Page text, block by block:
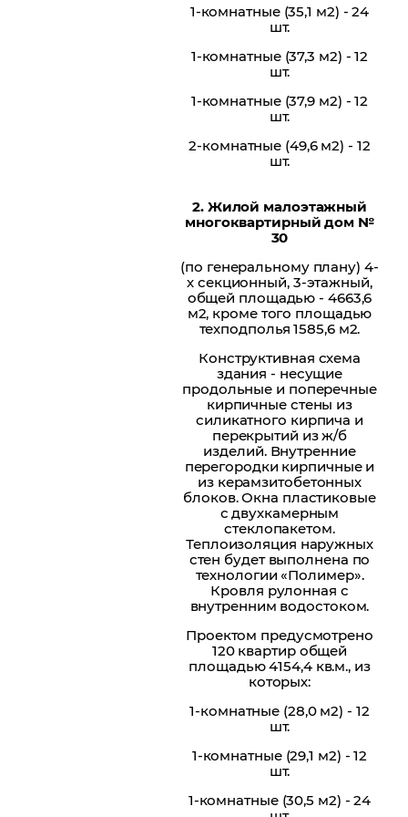
1-комнатные (35,1 м2) - 24
шт.
1-комнатные (37,3 м2) - 12
шт.
1-комнатные (37,9 м2) - 12
шт.
2-комнатные (49,6 м2) - 12
шт.
2. Жилой малоэтажный
многоквартирный дом №
30
(по генеральному плану) 4-
х секционный, 3-этажный,
общей площадью - 4663,6
м2, кроме того площадью
техподполья 1585,6 м2.
Конструктивная схема
здания - несущие
продольные и поперечные
кирпичные стены из
силикатного кирпича и
перекрытий из ж/б
изделий. Внутренние
перегородки кирпичные и
из керамзитобетонных
блоков. Окна пластиковые
с двухкамерным
стеклопакетом.
Теплоизоляция наружных
стен будет выполнена по
технологии «Полимер».
Кровля рулонная с
внутренним водостоком.
Проектом предусмотрено
120 квартир общей
площадью 4154,4 кв.м., из
которых:
1-комнатные (28,0 м2) - 12
шт.
1-комнатные (29,1 м2) - 12
шт.
1-комнатные (30,5 м2) - 24